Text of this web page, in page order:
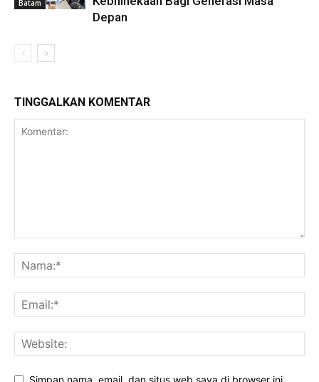
Batam
Depan
TINGGALKAN KOMENTAR
Simpan nama, email, dan situs web saya di browser ini